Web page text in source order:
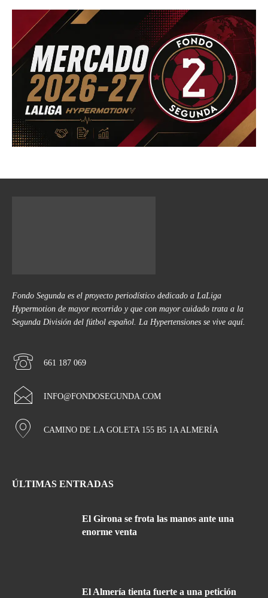
Fondo Segunda es el proyecto periodístico dedicado a LaLiga
Hypermotion de mayor recorrido y que con mayor cuidado trata a la
Segunda División del fútbol español. La Hypertensiones se vive aquí.
661 187 069
INFO@FONDOSEGUNDA.COM
CAMINO DE LA GOLETA 155 B5 1A ALMERÍA
ÚLTIMAS ENTRADAS
El Girona se frota las manos ante una
enorme venta
El Almería tienta fuerte a una petición